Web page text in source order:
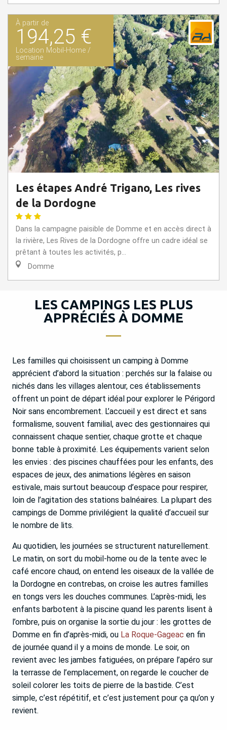
À partir de
194,25 €
Location Mobil-Home /
semaine
Les étapes André Trigano, Les rives
de la Dordogne
Dans la campagne paisible de Domme et en accès direct à
la rivière, Les Rives de la Dordogne offre un cadre idéal se
prêtant à toutes les activités, p...
Domme
LES CAMPINGS LES PLUS
APPRÉCIÉS À DOMME
Les familles qui choisissent un camping à Domme
apprécient d’abord la situation : perchés sur la falaise ou
nichés dans les villages alentour, ces établissements
offrent un point de départ idéal pour explorer le Périgord
Noir sans encombrement. L’accueil y est direct et sans
formalisme, souvent familial, avec des gestionnaires qui
connaissent chaque sentier, chaque grotte et chaque
bonne table à proximité. Les équipements varient selon
les envies : des piscines chauffées pour les enfants, des
espaces de jeux, des animations légères en saison
estivale, mais surtout beaucoup d’espace pour respirer,
loin de l’agitation des stations balnéaires. La plupart des
campings de Domme privilégient la qualité d’accueil sur
le nombre de lits.
Au quotidien, les journées se structurent naturellement.
Le matin, on sort du mobil-home ou de la tente avec le
café encore chaud, on entend les oiseaux de la vallée de
la Dordogne en contrebas, on croise les autres familles
en tongs vers les douches communes. L’après-midi, les
enfants barbotent à la piscine quand les parents lisent à
l’ombre, puis on organise la sortie du jour : les grottes de
Domme en fin d’après-midi, ou La Roque-Gageac en fin
de journée quand il y a moins de monde. Le soir, on
revient avec les jambes fatiguées, on prépare l’apéro sur
la terrasse de l’emplacement, on regarde le coucher de
soleil colorer les toits de pierre de la bastide. C’est
simple, c’est répétitif, et c’est justement pour ça qu’on y
revient.